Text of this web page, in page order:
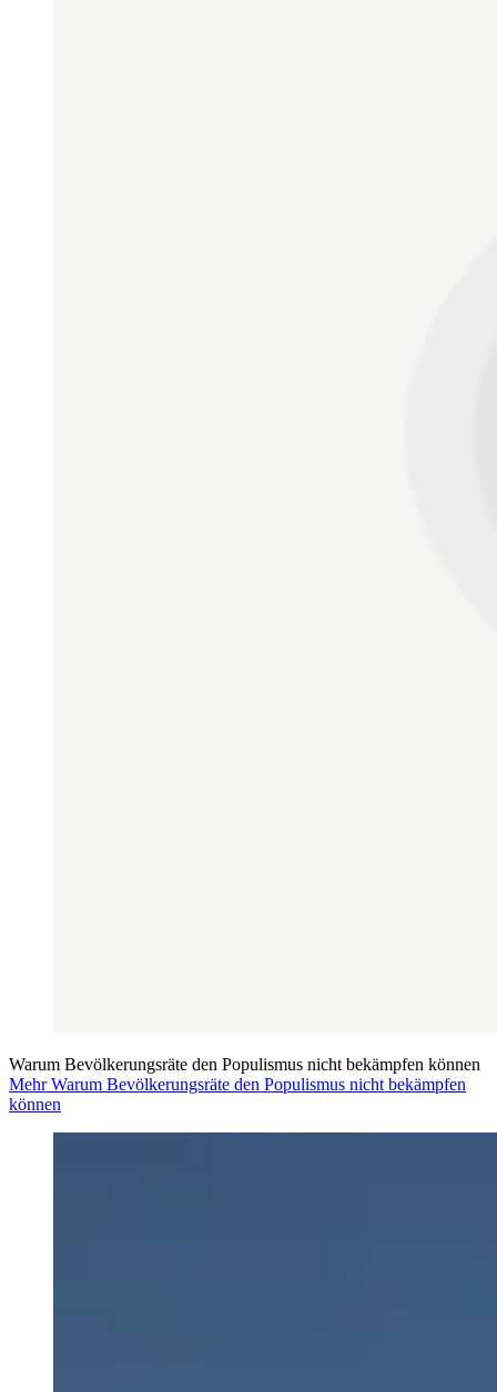
Warum Bevölkerungsräte den Populismus nicht bekämpfen können
Mehr Warum Bevölkerungsräte den Populismus nicht bekämpfen
können